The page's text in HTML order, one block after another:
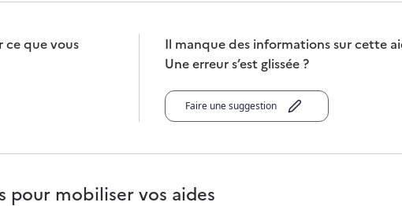
ce que vous
Il manque des informations sur cette
Une erreur s’est glissée ?
Faire une suggestion
pour mobiliser vos aides